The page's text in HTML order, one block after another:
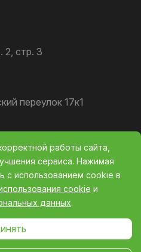
2, стр. 3
переулок 17к1
работы сайта,
сервиса. Нажимая
с использованием cookie в
cookie и
данных.